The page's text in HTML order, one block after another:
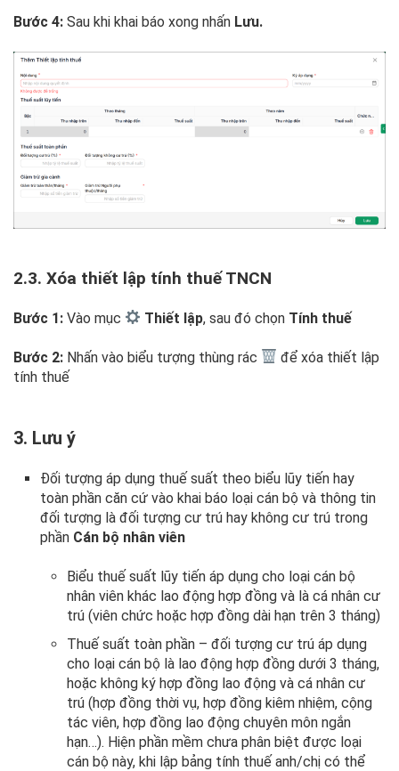
Bước 4: Sau khi khai báo xong nhấn Lưu.
2.3. Xóa thiết lập tính thuế TNCN
Bước 1: Vào mục Thiết lập, sau đó chọn Tính thuế
Bước 2: Nhấn vào biểu tượng thùng rác
để xóa thiết lập
tính thuế
3. Lưu ý
Đối tượng áp dụng thuế suất theo biểu lũy tiến hay
toàn phần căn cứ vào khai báo loại cán bộ và thông tin
đối tượng là đối tượng cư trú hay không cư trú trong
phần Cán bộ nhân viên
Biểu thuế suất lũy tiến áp dụng cho loại cán bộ
nhân viên khác lao động hợp đồng và là cá nhân cư
trú (viên chức hoặc hợp đồng dài hạn trên 3 tháng)
Thuế suất toàn phần – đối tượng cư trú áp dụng
cho loại cán bộ là lao động hợp đồng dưới 3 tháng,
hoặc không ký hợp đồng lao động và cá nhân cư
trú (hợp đồng thời vụ, hợp đồng kiêm nhiệm, cộng
tác viên, hợp đồng lao động chuyên môn ngắn
hạn…). Hiện phần mềm chưa phân biệt được loại
cán bộ này, khi lập bảng tính thuế anh/chị có thể